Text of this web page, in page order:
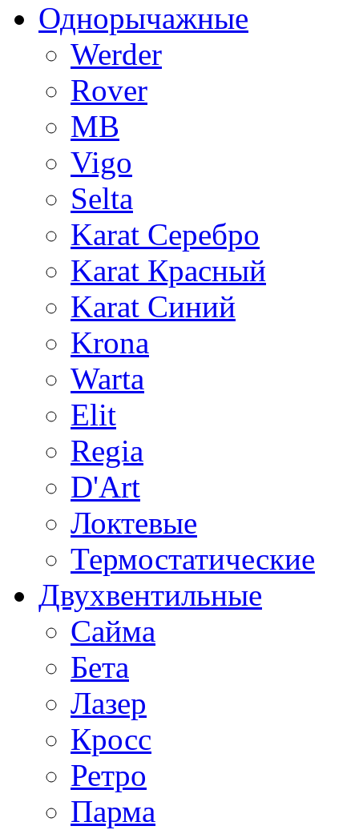
Однорычажные
Werder
Rover
MB
Vigo
Selta
Karat Серебро
Karat Красный
Karat Синий
Krona
Warta
Elit
Regia
D'Art
Локтевые
Термостатические
Двухвентильные
Сайма
Бета
Лазер
Кросс
Ретро
Парма